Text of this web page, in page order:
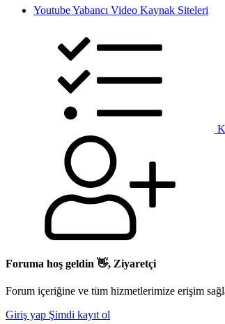
Youtube Yabancı Video Kaynak Siteleri
Foruma hoş geldin 👋, Ziyaretçi
Forum içeriğine ve tüm hizmetlerimize erişim
Giriş yap Şimdi kayıt ol